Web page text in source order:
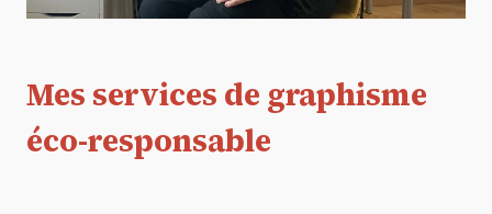
Mes services de graphisme
éco-responsable